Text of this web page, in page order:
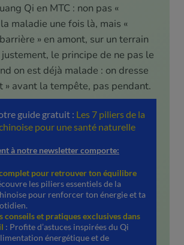
Qi en MTC : non pas «
maladie une fois là, mais «
» en amont, sur un terrain
justement, le principe de ne pas le
on est déjà malade : on dresse
» avant la tempête, pas pendant.